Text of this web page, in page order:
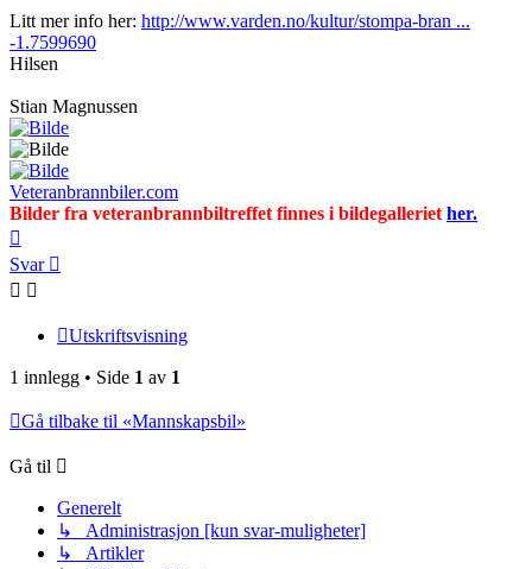
Litt mer info her: http://www.varden.no/kultur/stompa-bran ...
-1.7599690
Hilsen
Stian Magnussen
Veteranbrannbiler.com
Bilder fra veteranbrannbiltreffet finnes i bildegalleriet her.
Svar
Utskriftsvisning
1 innlegg • Side 1 av 1
Gå tilbake til «Mannskapsbil»
Gå til
Generelt
↳ Administrasjon [kun svar-muligheter]
↳ Artikler